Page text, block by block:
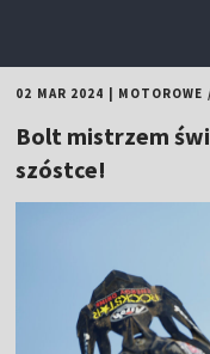
02 MAR 2024 MOTOROWE
Bolt mistrzem
szóstce!